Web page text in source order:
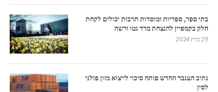
בתי ספר, ספריות ומוסדות תרבות יכולים לקחת
חלק בקמפיין להנצחת מרד גטו ורשה
29 מרץ 2024
נתיב הענבר החדש פותח סיכוי לייצוא מזון פולני
לסין